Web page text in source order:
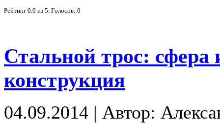
Рейтинг 0.0 из 5 . Голосов: 0
Стальной трос: сфера
конструкция
04.09.2014 | Автор: